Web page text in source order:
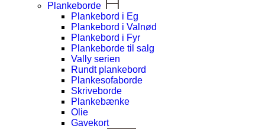
Plankeborde
Plankebord i Eg
Plankebord i Valnød
Plankebord i Fyr
Plankeborde til salg
Vally serien
Rundt plankebord
Plankesofaborde
Skriveborde
Plankebænke
Olie
Gavekort